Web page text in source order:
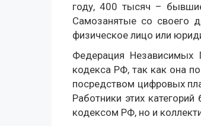
году, 400 тысяч –
Самозанятые со своего
физическое лицо или
Федерация Независимых
кодекса РФ, так как она
посредством цифровых
Работники этих
кодексом РФ, но и